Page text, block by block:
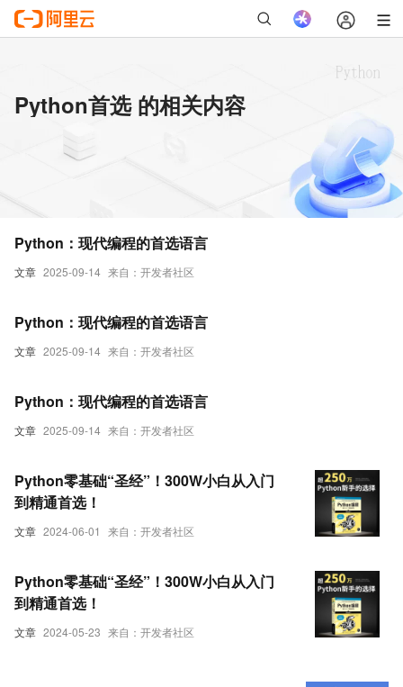
Python首选 的相关内容
文章 2025-09-14 来自：开发者社区
Python：现代编程的首选语言
文章 2025-09-14 来自：开发者社区
Python：现代编程的首选语言
文章 2025-09-14 来自：开发者社区
Python：现代编程的首选语言
文章 2024-06-01 来自：开发者社区
Python零基础“圣经”！300W小白从入门
到精通首选！
文章 2024-05-23 来自：开发者社区
Python零基础“圣经”！300W小白从入门
到精通首选！